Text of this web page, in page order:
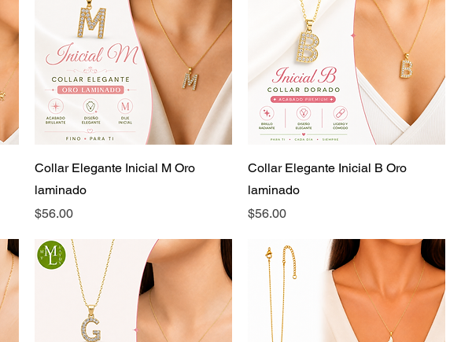
Collar Elegante Inicial M Oro
laminado
Precio
$56.00
Collar Elegante Inicial B Oro
laminado
Precio
$56.00